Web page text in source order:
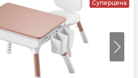
Суперцена